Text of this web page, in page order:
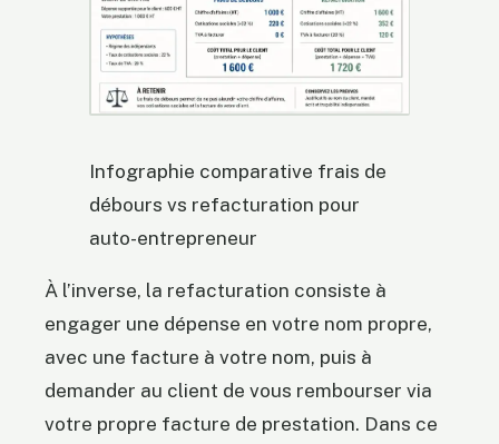
Infographie comparative frais de
débours vs refacturation pour
auto-entrepreneur
À l’inverse, la refacturation consiste à
engager une dépense en votre nom propre,
avec une facture à votre nom, puis à
demander au client de vous rembourser via
votre propre facture de prestation. Dans ce